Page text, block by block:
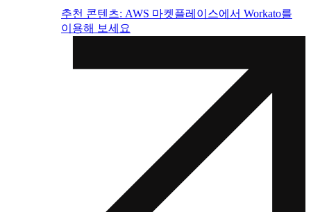
추천 콘텐츠: AWS 마켓플레이스에서 Workato를
이용해 보세요